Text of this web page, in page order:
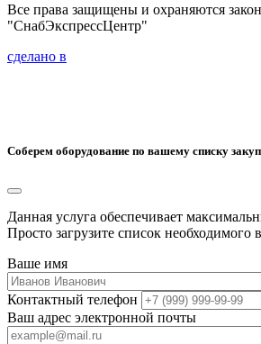
Все права защищены и охраняются
"СнабЭкспрессЦентр"
сделано в
Соберем оборудование по вашему списку
Данная услуга обеспечивает
Просто загрузите список необходимого
Ваше имя
Контактный телефон
Ваш адрес электронной почты